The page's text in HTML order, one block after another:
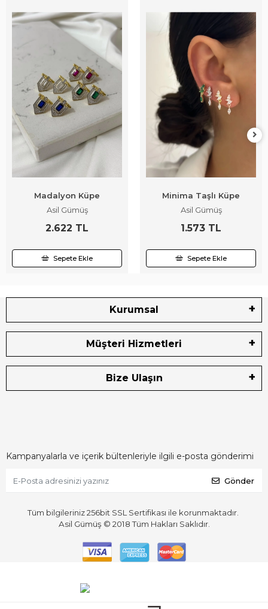
Madalyon Küpe
Asil Gümüş
2.622 TL
Sepete Ekle
Minima Taşlı Küpe
Asil Gümüş
1.573 TL
Sepete Ekle
Kurumsal
Müşteri Hizmetleri
Bize Ulaşın
Kampanyalarla ve içerik bültenleriyle ilgili e-posta gönderimi
Gönder
Tüm bilgileriniz 256bit SSL Sertifikası ile korunmaktadır.
Asil Gümüş © 2018Tüm Hakları Saklıdır.